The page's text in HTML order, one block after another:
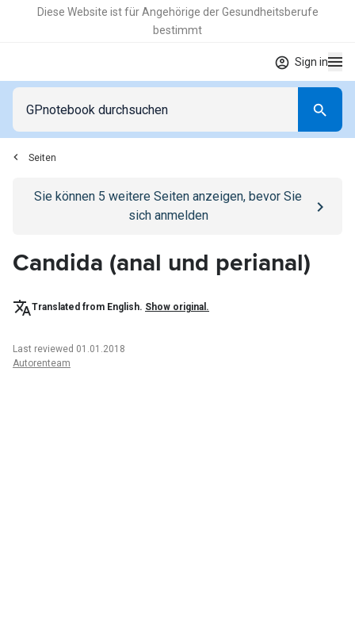
Diese Website ist für Angehörige der Gesundheitsberufe
bestimmt
Sign in
Seiten
Go to/anmeldenpage
Sie können 5 weitere Seiten anzeigen, bevor Sie
sich anmelden
Candida (anal und perianal)
Translated from English. Show original.
Last reviewed 01.01.2018
Autorenteam